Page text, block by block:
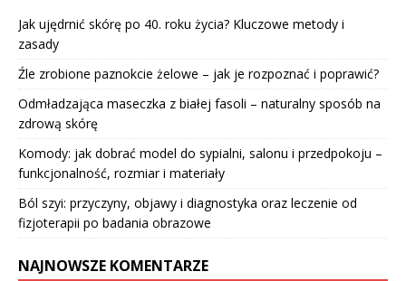
Jak ujędrnić skórę po 40. roku życia? Kluczowe metody i
zasady
Źle zrobione paznokcie żelowe – jak je rozpoznać i poprawić?
Odmładzająca maseczka z białej fasoli – naturalny sposób na
zdrową skórę
Komody: jak dobrać model do sypialni, salonu i przedpokoju –
funkcjonalność, rozmiar i materiały
Ból szyi: przyczyny, objawy i diagnostyka oraz leczenie od
fizjoterapii po badania obrazowe
NAJNOWSZE KOMENTARZE